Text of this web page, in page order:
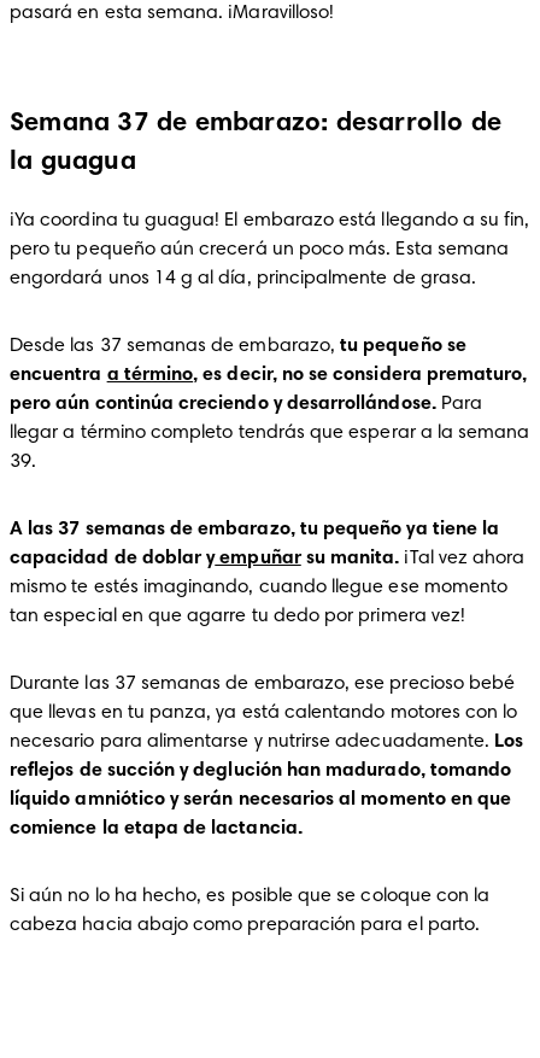
pasará en esta semana. ¡Maravilloso!
Semana 37 de embarazo: desarrollo de
la guagua
¡Ya coordina tu guagua! El embarazo está llegando a su fin,
pero tu pequeño aún crecerá un poco más. Esta semana
engordará unos 14 g al día, principalmente de grasa.
Desde las 37 semanas de embarazo, tu pequeño se
encuentra a término, es decir, no se considera prematuro,
pero aún continúa creciendo y desarrollándose. Para
llegar a término completo tendrás que esperar a la semana
39.
A las 37 semanas de embarazo, tu pequeño ya tiene la
capacidad de doblar y empuñar su manita. ¡Tal vez ahora
mismo te estés imaginando, cuando llegue ese momento
tan especial en que agarre tu dedo por primera vez!
Durante las 37 semanas de embarazo, ese precioso bebé
que llevas en tu panza, ya está calentando motores con lo
necesario para alimentarse y nutrirse adecuadamente. Los
reflejos de succión y deglución han madurado, tomando
líquido amniótico y serán necesarios al momento en que
comience la etapa de lactancia.
Si aún no lo ha hecho, es posible que se coloque con la
cabeza hacia abajo como preparación para el parto.